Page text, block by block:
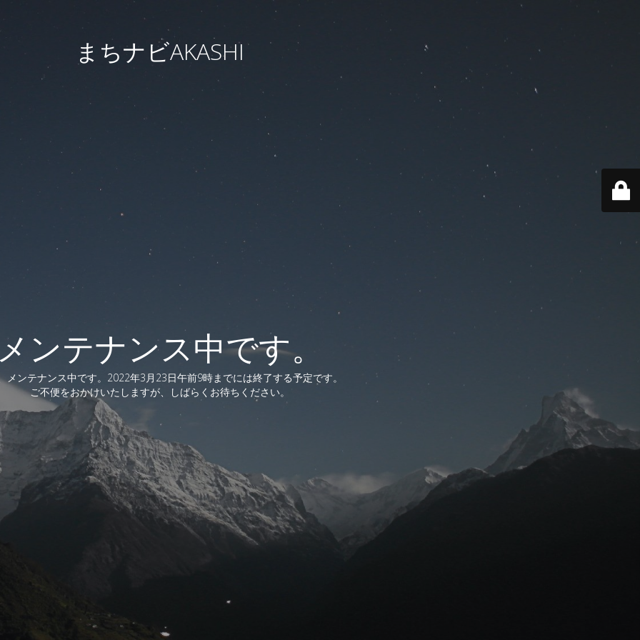
まちナビAKASHI
ンテナンス中です。
メンテナンス中です。2022年3月23日午前9時までには終了する予定です。
ご不便をおかけいたしますが、しばらくお待ちください。